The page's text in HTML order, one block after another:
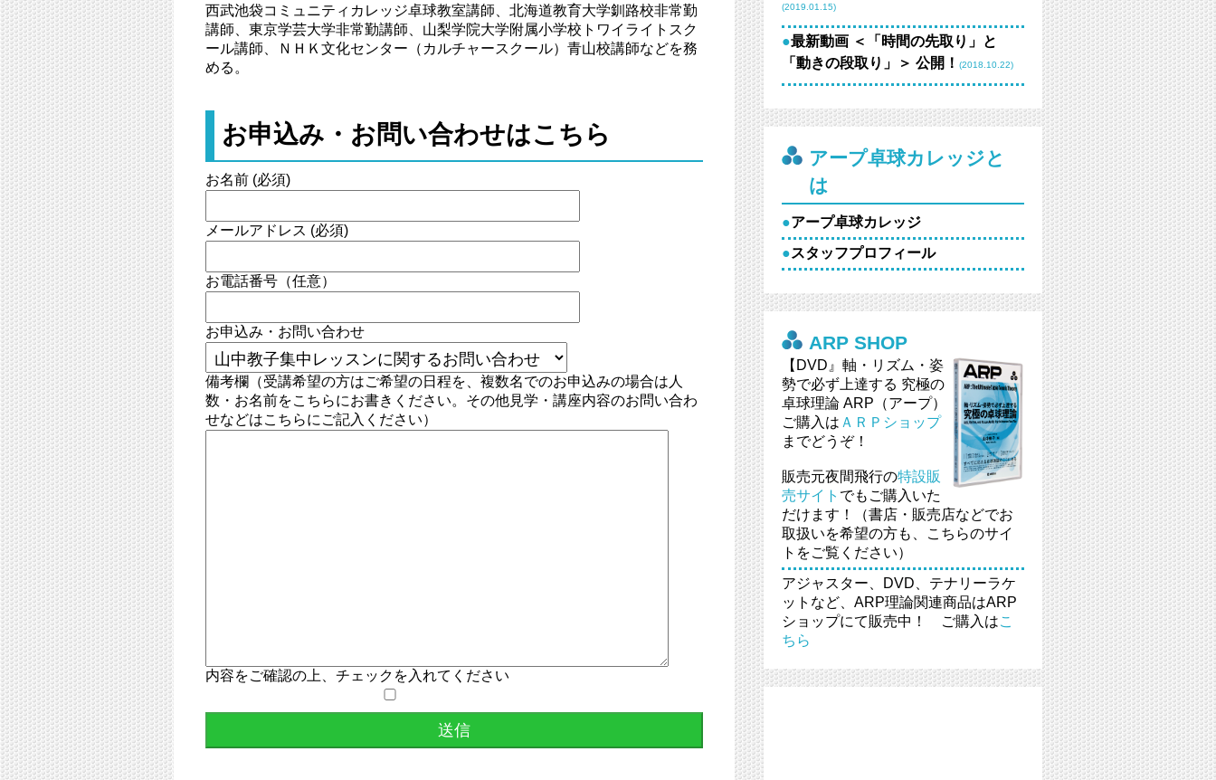
西武池袋コミュニティカレッジ卓球教室講師、北海道教育大学釧路校非常勤
講師、東京学芸大学非常勤講師、山梨学院大学附属小学校トワイライトスク
ール講師、ＮＨＫ文化センター（カルチャースクール）青山校講師などを務
める。
お申込み・お問い合わせはこちら
お名前 (必須)
メールアドレス (必須)
お電話番号（任意）
お申込み・お問い合わせ
備考欄（受講希望の方はご希望の日程を、複数名でのお申込みの場合は人
数・お名前をこちらにお書きください。その他見学・講座内容のお問い合わ
せなどはこちらにご記入ください）
内容をご確認の上、チェックを入れてください
(2019.01.15)
●最新動画 ＜「時間の先取り」と
「動きの段取り」＞ 公開！ (2018.10.22)
アープ卓球カレッジと
は
●アープ卓球カレッジ
●スタッフプロフィール
ARP SHOP
【DVD』軸・リズム・姿
勢で必ず上達する 究極の
卓球理論 ARP（アープ）
ご購入は ＡＲＰショップ
までどうぞ！
販売元夜間飛行の特設販
売サイト でもご購入いた
だけます！（書店・販売店などでお
取扱いを希望の方も、こちらのサイ
トをご覧ください）
アジャスター、DVD、テナリーラケ
ットなど、ARP理論関連商品はARP
ショップにて販売中！ ご購入はこ
ちら